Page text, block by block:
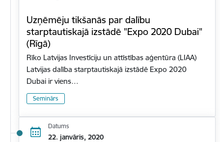
Uzņēmēju tikšanās par dalību
starptautiskajā izstādē "Expo 2020 Dubai"
(Rīgā)
Rīko Latvijas Investīciju un attīstības aģentūra (LIAA)
Latvijas dalība starptautiskajā izstādē Expo 2020
Dubai ir viens…
Seminārs
Datums
22. janvāris, 2020